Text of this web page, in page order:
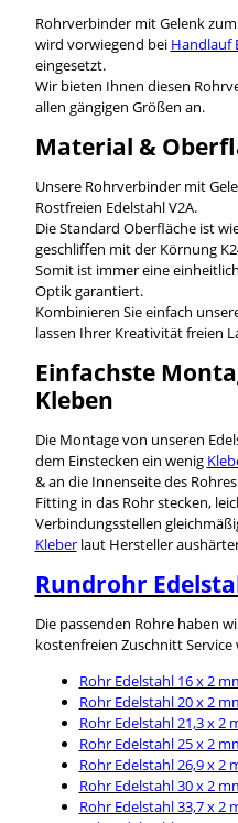
Rohrverbinder mit Gelenk
wird vorwiegend bei Handlauf
eingesetzt.
Wir bieten Ihnen diesen
allen gängigen Größen an.
Material &
Unsere Rohrverbinder mit
Rostfreien Edelstahl V2A.
Die Standard Oberfläche ist
geschliffen mit der Körnung
Somit ist immer eine
Optik garantiert.
Kombinieren Sie einfach
lassen Ihrer Kreativität freien
Einfachste
Kleben
Die Montage von unseren
dem Einstecken ein wenig
& an die Innenseite des
Fitting in das Rohr stecken,
Verbindungsstellen
Kleberlaut Hersteller
Rundrohr
Die passenden Rohre haben
kostenfreien Zuschnitt Service
Rohr Edelstahl 16 x 2
Rohr Edelstahl 20 x 2
Rohr Edelstahl 21,3 x 2
Rohr Edelstahl 25 x 2
Rohr Edelstahl 26,9 x 2
Rohr Edelstahl 30 x 2
Rohr Edelstahl 33,7 x 2